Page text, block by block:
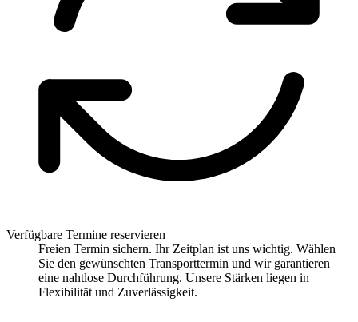
Verfügbare Termine reservieren
Freien Termin sichern. Ihr Zeitplan ist uns wichtig. Wählen
Sie den gewünschten Transporttermin und wir garantieren
eine nahtlose Durchführung. Unsere Stärken liegen in
Flexibilität und Zuverlässigkeit.